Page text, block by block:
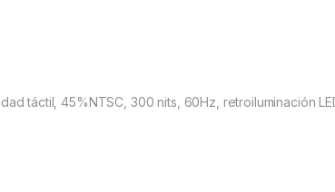
táctil, 45%NTSC, 300 nits, 60Hz, retroiluminación